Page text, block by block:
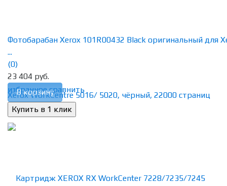
избранное сравнить
Фотобарабан Xerox 101R00432 Black оригинальный для
...
(0)
23 404 руб.
В корзину